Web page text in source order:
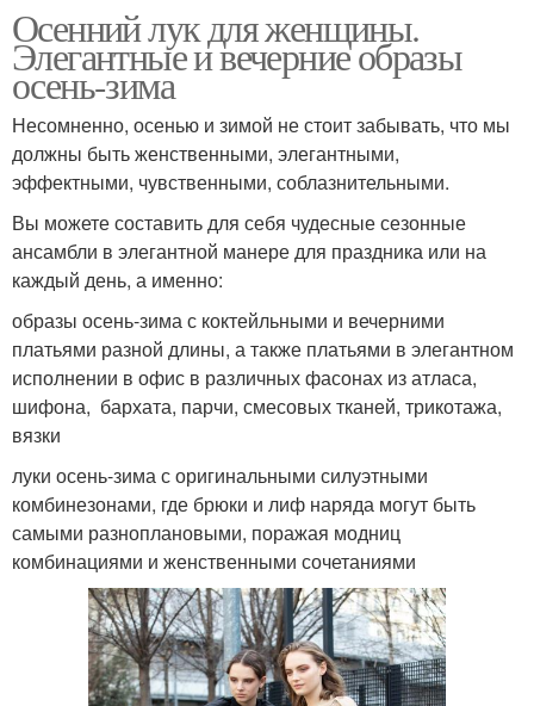
Осенний лук для женщины.
Элегантные и вечерние образы
осень-зима
Несомненно, осенью и зимой не стоит забывать, что мы
должны быть женственными, элегантными,
эффектными, чувственными, соблазнительными.
Вы можете составить для себя чудесные сезонные
ансамбли в элегантной манере для праздника или на
каждый день, а именно:
образы осень-зима с коктейльными и вечерними
платьями разной длины, а также платьями в элегантном
исполнении в офис в различных фасонах из атласа,
шифона, бархата, парчи, смесовых тканей, трикотажа,
вязки
луки осень-зима с оригинальными силуэтными
комбинезонами, где брюки и лиф наряда могут быть
самыми разноплановыми, поражая модниц
комбинациями и женственными сочетаниями